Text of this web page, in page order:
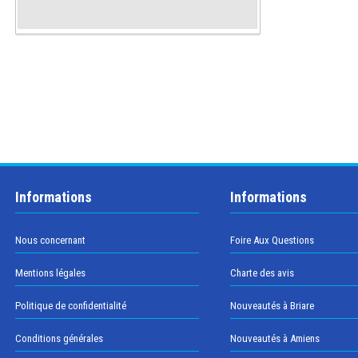
Informations
Nous concernant
Mentions légales
Politique de confidentialité
Conditions générales
Informations
Foire Aux Questions
Charte des avis
Nouveautés à Briare
Nouveautés à Amiens